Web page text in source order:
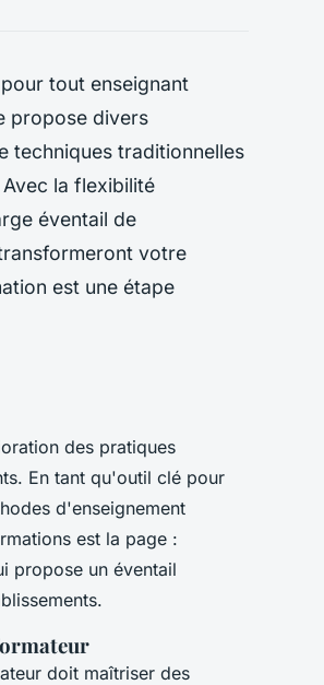
tout enseignant
propose divers
techniques traditionnelles
la flexibilité
éventail de
votre
est une étape
des pratiques
En tant qu'outil clé pour
d'enseignement
est la page :
propose un éventail
doit maîtriser des